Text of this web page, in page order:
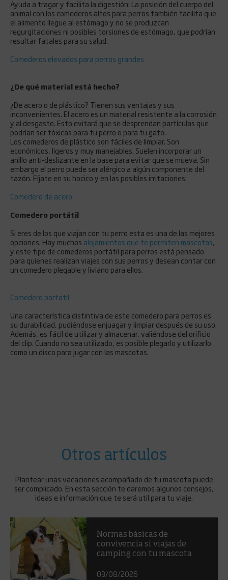
Ayuda a tragar y facilita la digestión: La posición del cuerpo del
animal con los comederos altos para perros también facilita que
el alimento llegue al estómago y no se produzcan
regurgitaciones ni posibles torsiones de estómago, que podrían
resultar fatales para su salud.
Comederos elevados para perros grandes
¿De qué material está hecho?
¿De acero o de plástico? Tienen sus ventajas y sus
inconvenientes. El acero es un material resistente a la corrosión
y al desgaste. Esto evitará que se desprendan partículas que
podrían ser tóxicas para tu perro o para tu gato.
Los comederos de plástico son fáciles de limpiar. Son
económicos, ligeros y muy manejables. Suelen incorporar un
anillo anti-deslizante en la base para evitar que se mueva. Sin
embargo el perro puede ser alérgico a algún componente del
tazón. Fíjate en su hocico y en las posibles irritaciones.
Comedero de acero
Comedero portátil
Si eres de los que viajan con tu perro esta es una de las mejores
opciones. Hay muchos alojamientos que te permiten mascotas,
y este tipo de comederos portátil para perros está pensado
para quienes realizan viajes con sus perros y desean contar con
un comedero plegable y liviano para ellos.
Comedero portatil
Una característica distintiva de este comedero para perros es
su durabilidad, pudiéndose enjuagar y limpiar después de su uso.
Además, es fácil de utilizar y almacenar, valiéndose del orificio
del clip. Cuando no sea utilizado, es posible plegarlo y utilizarlo
como un disco para jugar con las mascotas.
Otros artículos
Plantear unas vacaciones acompañado de tu mascota puede
ser complicado. En esta sección te daremos algunos consejos,
ideas e información que te será util para tu viaje.
Normas básicas de
convivencia si viajas de
camping con tu mascota
03/08/2026